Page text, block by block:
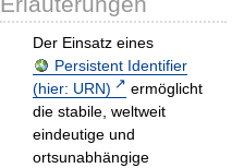
Der Einsatz eines
Persistent Identifier
(hier: URN)
ermöglicht
die stabile, weltweit
eindeutige und
ortsunabhängige